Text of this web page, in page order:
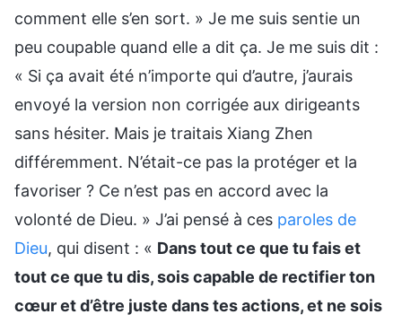
comment elle s’en sort. » Je me suis sentie un
peu coupable quand elle a dit ça. Je me suis dit :
« Si ça avait été n’importe qui d’autre, j’aurais
envoyé la version non corrigée aux dirigeants
sans hésiter. Mais je traitais Xiang Zhen
différemment. N’était-ce pas la protéger et la
favoriser ? Ce n’est pas en accord avec la
volonté de Dieu. » J’ai pensé à ces paroles de
Dieu, qui disent : « Dans tout ce que tu fais et
tout ce que tu dis, sois capable de rectifier ton
cœur et d’être juste dans tes actions, et ne sois